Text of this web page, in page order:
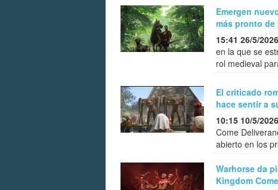
Emergen
más pronto de
15:41 26/5/2026
en la que se
rol medieval
El criticado
hace sentir a
10:15 10/5/2026
Come
abierto en los
Warhorse da
Kingdom